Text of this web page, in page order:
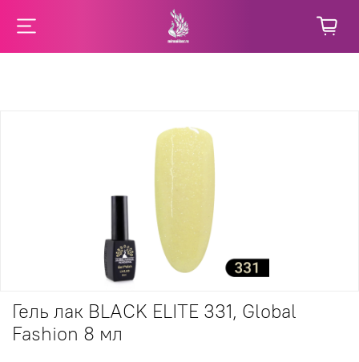
Гель лак BLACK ELITE 331, Global
Fashion 8 мл